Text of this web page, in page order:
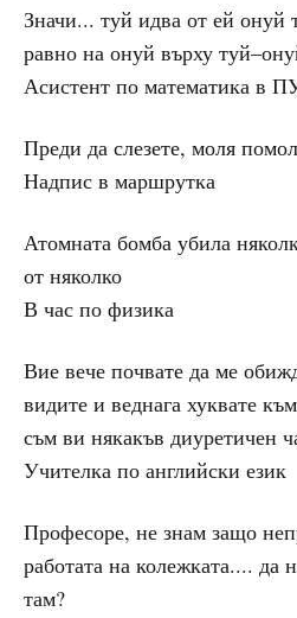
Значи... туй идва от ей онуй
равно на онуй върху
Асистент по математика в
Преди да слезете, моля
Надпис в маршрутка
Атомната бомба убила
от няколко
В час по физика
Вие вече почвате да ме
видите и веднага хуквате
съм ви някакъв диуретичен
Учителка по английски език
Професоре, не знам защо
работата на колежката.... да
там?